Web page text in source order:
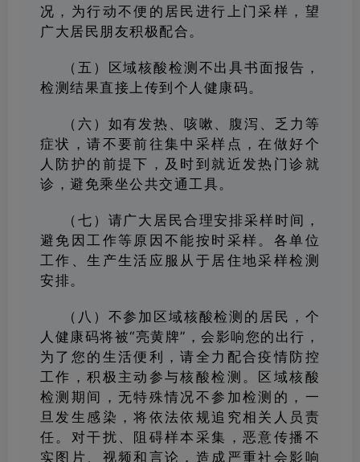
况，为行动不便的居民进行上门采样，望
广大居民朋友积极配合。
（五）区域核酸检测不出具书面报告，
检测结果直接上传到个人健康码。
（六）如有发热、咳嗽、腹泻、乏力等
症状，请不要前往集中采样点，在做好个
人防护的前提下，及时到就近发热门诊就
诊，避免乘坐公共交通工具。
（七）请广大居民合理安排采样时间，
避免因工作等原因不能按时采样。各单位
工作、生产生活应服从于居住地采样检测
安排。
（八）不参加区域核酸检测的居民，个
人健康码将被“亮黄牌”，会影响您的出行，
为了您的生活便利，请全力配合疫情防控
工作，积极主动参与核酸检测。区域核酸
检测期间，无特殊情况不参加检测的，一
旦发生感染，将依法依规追究相关人员责
任。对干扰、阻碍样本采集，恶意传播不
实图片、视频和言论，造成严重社会影响